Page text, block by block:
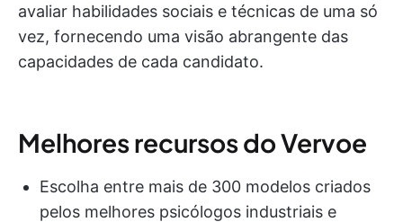
avaliar habilidades sociais e técnicas de uma só
vez, fornecendo uma visão abrangente das
capacidades de cada candidato.
Melhores recursos do Vervoe
Escolha entre mais de 300 modelos criados
pelos melhores psicólogos industriais e